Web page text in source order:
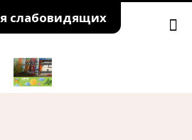
слабовидящих